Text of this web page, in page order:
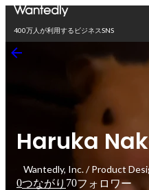
400万人が利用するビジネスSNS
Haruka
Wantedly, Inc. / Product
0つながり 70フォロワー